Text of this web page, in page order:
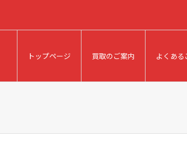
トップページ 買取のご案内 よくある